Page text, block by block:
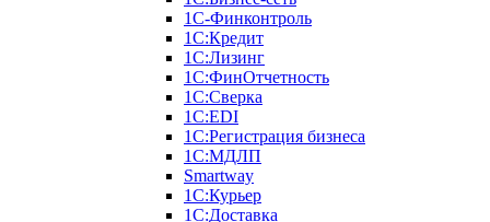
1С-Финконтроль
1С:Кредит
1С:Лизинг
1С:ФинОтчетность
1С:Сверка
1С:EDI
1С:Регистрация бизнеса
1С:МДЛП
Smartway
1С:Курьер
1С:Доставка